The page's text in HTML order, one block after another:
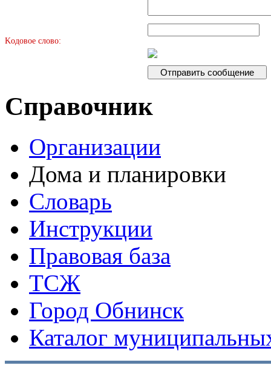
Kодовое слово:
Справочник
Организации
Дома и планировки
Словарь
Инструкции
Правовая база
ТСЖ
Город Обнинск
Каталог